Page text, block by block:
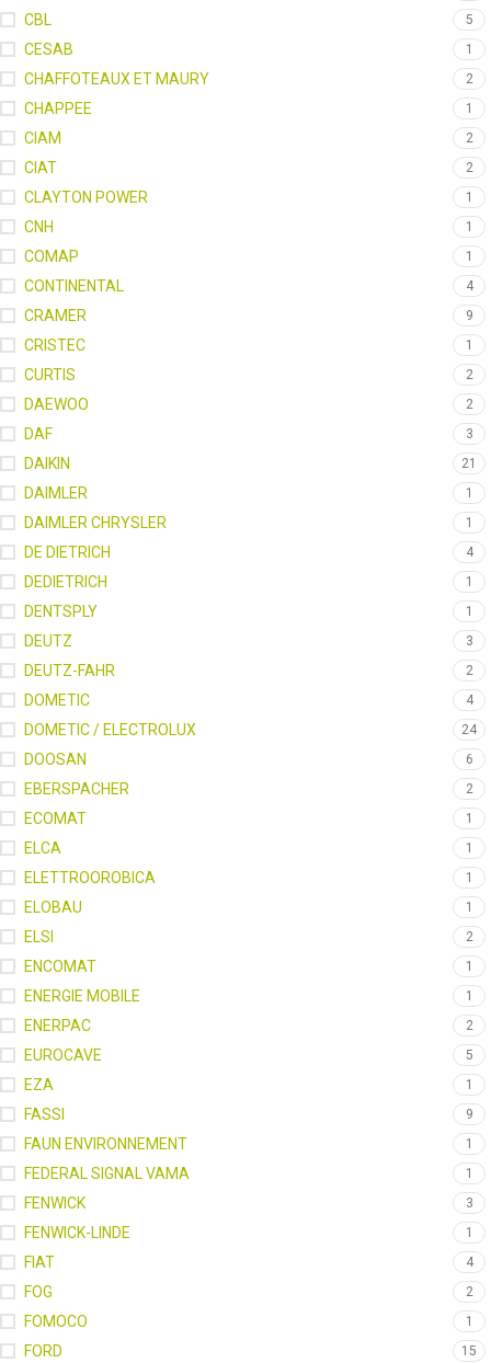
CBL 5
CESAB 1
CHAFFOTEAUX ET MAURY 2
CHAPPEE 1
CIAM 2
CIAT 2
CLAYTON POWER 1
CNH 1
COMAP 1
CONTINENTAL 4
CRAMER 9
CRISTEC 1
CURTIS 2
DAEWOO 2
DAF 3
DAIKIN 21
DAIMLER 1
DAIMLER CHRYSLER 1
DE DIETRICH 4
DEDIETRICH 1
DENTSPLY 1
DEUTZ 3
DEUTZ-FAHR 2
DOMETIC 4
DOMETIC / ELECTROLUX 24
DOOSAN 6
EBERSPACHER 2
ECOMAT 1
ELCA 1
ELETTROOROBICA 1
ELOBAU 1
ELSI 2
ENCOMAT 1
ENERGIE MOBILE 1
ENERPAC 2
EUROCAVE 5
EZA 1
FASSI 9
FAUN ENVIRONNEMENT 1
FEDERAL SIGNAL VAMA 1
FENWICK 3
FENWICK-LINDE 1
FIAT 4
FOG 2
FOMOCO 1
FORD 15